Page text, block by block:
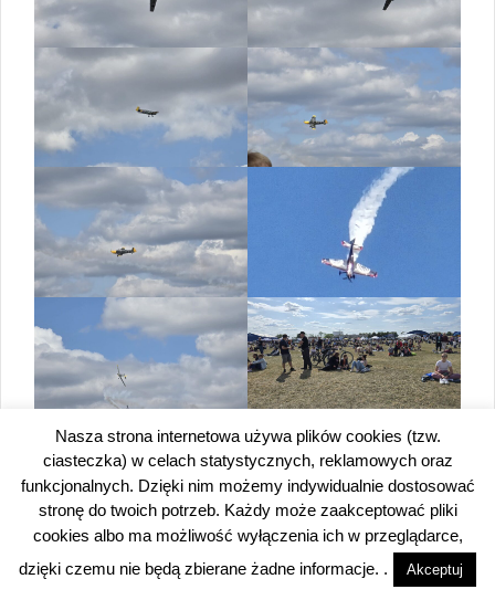
Nasza strona internetowa używa plików cookies (tzw.
ciasteczka) w celach statystycznych, reklamowych oraz
funkcjonalnych. Dzięki nim możemy indywidualnie dostosować
stronę do twoich potrzeb. Każdy może zaakceptować pliki
cookies albo ma możliwość wyłączenia ich w przeglądarce,
dzięki czemu nie będą zbierane żadne informacje. .
Akceptuj